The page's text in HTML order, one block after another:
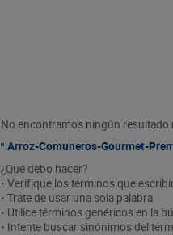
No encontramos ningún resultado
Arroz-Comuneros-Gourmet-
¿Qué debo hacer?
• Verifique los términos que
• Trate de usar una sola palabra.
• Utilice términos genéricos en la
• Intente buscar sinónimos del